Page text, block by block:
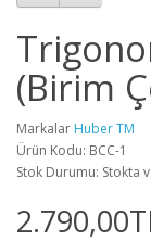
(Birim
Markalar Huber TM
Ürün Kodu: BCC-1
Stok Durumu: Stokta